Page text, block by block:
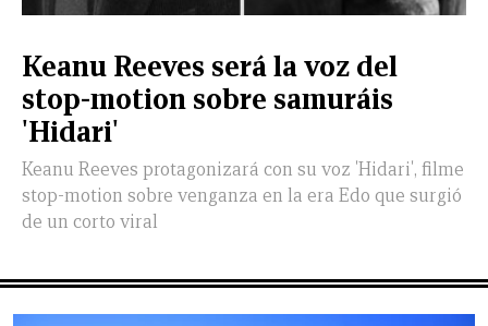
Keanu Reeves será la voz del
stop-motion sobre samuráis
'Hidari'
Keanu Reeves protagonizará con su voz 'Hidari', filme
stop-motion sobre venganza en la era Edo que surgió
de un corto viral